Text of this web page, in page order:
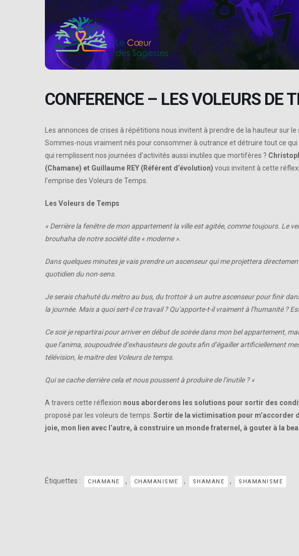
CONFERENCE – LES VOLEURS DE
Les annonces de crises à répétitions nous invitent à prendre de la hauteur sur
Sommes-nous vraiment nés pour consommer à outrance et détruire tout ce qui
qui remplissent nos journées d’activités aussi inutiles que mortifères ?
(Chamane) et Guillaume REY (Référent d’évolution) vous invitent à cette
l’emprise des Voleurs de Temps.
Les Voleurs de Temps
« Derrière la fenêtre de mon appartement la ville est agitée, comme toujours. Le
brouhaha de notre société dite « moderne ».
Dans quelques minutes je vais prendre un ascenseur qui me projettera
quotidien du non-sens.
Je serais chahuté du métro au bus, du trottoir à un autre ascenseur pour finir
la journée. Mais a quoi sert-il ce travail ? Qu’apporte-t-il vraiment à l’humanité ?
Ce soir je repartirai pour arriver en début de soirée dans mon bel appartement,
que l’anima, soupoudrée d’exhausteurs de gouts afin d’égailler artificiellement
télévision, le maitre des Voleurs de temps.
Qui se cache derrière cela et nous poussent à produire de l’inutile ? «
A travers cette réflexion nous aborderons les solutions pour sortir des
proposé par les voleurs de temps. Sortir de la victimisation pour m’accorder
joie, mon lien avec l’autre, à construire un monde fraternel, à gouter à la
Étiquettes : CHAMANE , CHAMANISME , SHAMANE , SHAMANISME